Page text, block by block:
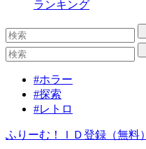
ランキング
#ホラー
#探索
#レトロ
ふりーむ！ＩＤ登録（無料）